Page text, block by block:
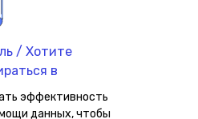
/ Хотите
в
эффективность
данных, чтобы